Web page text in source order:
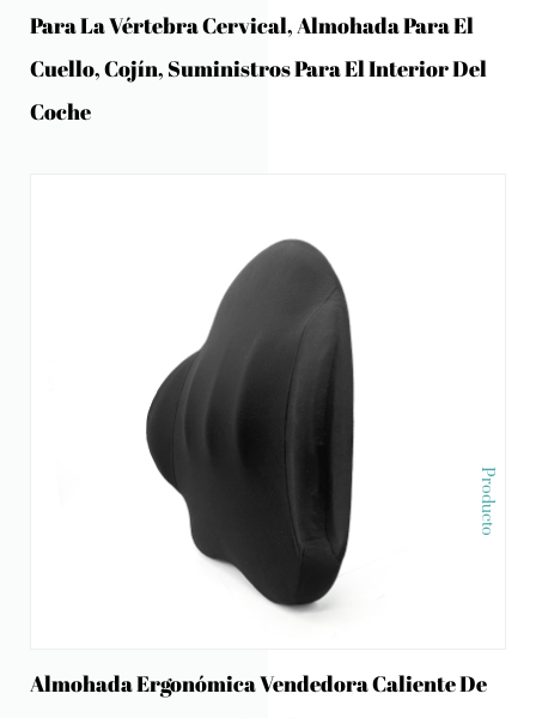
Para La Vértebra Cervical, Almohada Para El
Cuello, Cojín, Suministros Para El Interior Del
Coche
Producto
Almohada Ergonómica Vendedora Caliente De